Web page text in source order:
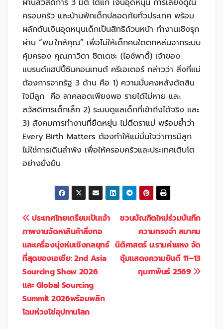
ผ่านสวัสดิการ 3 มิติ ได้แก่ เงินอุดหนุน การเลี้ยงดูใน
ครอบครัว และบ้านพักเด็กปลอดภัยทั่วประเทศ พร้อม
ผลักดันเงินอุดหนุนเด็กเป็นสิทธิถ้วนหน้า ทำงานเชิงรุก
ผ่าน “พม.ใกล้คุณ” เพื่อไม่ให้เด็กคนใดตกหล่นจากระบบ
คุ้มครอง คุณภาวิดา ชิตเดชะ (ไอซ์พาดี้) เจ้าของ
แบรนด์แฮปปี้ซันคอนเทนต์ ครีเอเตอร์ กล่าวว่า สิ่งที่แม่
ต้องการจากรัฐ 3 ด้าน คือ 1) ความมั่นคงหลังตัดสิน
ใจมีลูก คือ ลาคลอดเพียงพอ รายได้ไม่หาย และ
สวัสดิการเด็กเล็ก 2) ระบบดูแลเด็กที่เข้าถึงได้จริง และ
3) สังคมการทำงานที่ยืดหยุ่น ไม่ตีตราแม่ พร้อมย้ำว่า
Every Birth Matters ต้องทำให้แม่มั่นใจว่าการมีลูก
ไม่ใช่การเดินลำพัง เพื่อให้ครอบครัวและประเทศเติบโต
อย่างยั่งยืน
แนะแนว
เรื่อง
ชวนบัณฑิตใหม่ร่วมบันทึก
ความทรงจำ สมาคม
นิติศาสตร์ ม.รามคำแหง จัด
ซุ้มแสดงความยินดี 11–13
กุมภาพันธ์ 2569
ประเทศไทยเตรียมเป็นเจ้า
ภาพงานจัดหาสินค้าสิ่งทอ
และเครื่องนุ่งห่มเชิงกลยุทธ์
ที่สุดของเอเชีย: 2nd Asia
Sourcing Show 2026
และ Global Sourcing
Summit 2026พร้อมพลิก
โฉมห่วงโซ่อุปทานโลก